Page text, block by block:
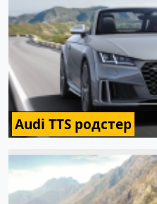
Audi TTS родстер